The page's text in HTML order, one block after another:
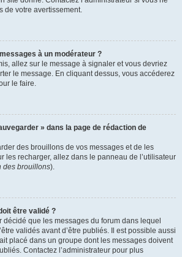
de votre avertissement.
à un modérateur ?
allez sur le message à signaler et vous devriez
le message. En cliquant dessus, vous accéderez
le faire.
» dans la page de rédaction de
des brouillons de vos messages et de les
les recharger, allez dans le panneau de l’utilisateur
des brouillons).
être validé ?
décidé que les messages du forum dans lequel
validés avant d’être publiés. Il est possible aussi
placé dans un groupe dont les messages doivent
Contactez l’administrateur pour plus